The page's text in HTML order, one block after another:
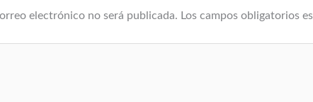
electrónico no será publicada. Los campos obligatorios